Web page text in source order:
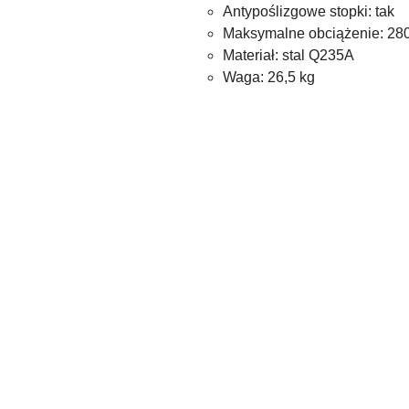
Antypoślizgowe stopki: tak
Maksymalne obciążenie:
Materiał: stal Q235A
Waga: 26,5 kg